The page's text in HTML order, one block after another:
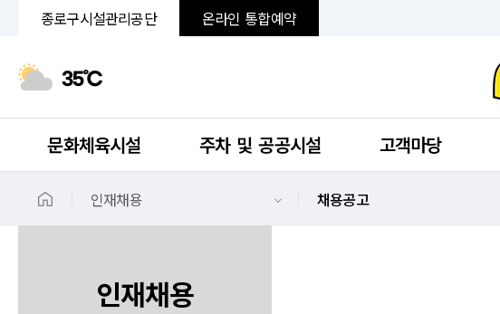
종로구시설관리공단 온라인 통합예약
35℃
문화체육시설 주차 및 공공시설 고객마당
인재채용 채용공고
인재채용